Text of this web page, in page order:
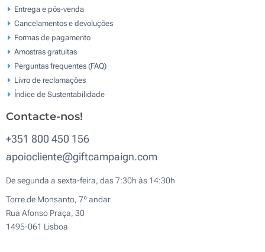
Entrega e pós-venda
Cancelamentos e devoluções
Formas de pagamento
Amostras gratuitas
Perguntas frequentes (FAQ)
Livro de reclamaçōes
Índice de Sustentabilidade
Contacte-nos!
+351 800 450 156
apoiocliente@giftcampaign.com
De segunda a sexta-feira, das 7:30h às 14:30h
Torre de Monsanto, 7º andar
Rua Afonso Praça, 30
1495-061 Lisboa